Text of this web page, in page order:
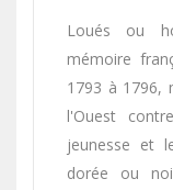
Loués ou
mémoire
1793 à 1796,
l'Ouest
jeunesse et
dorée ou